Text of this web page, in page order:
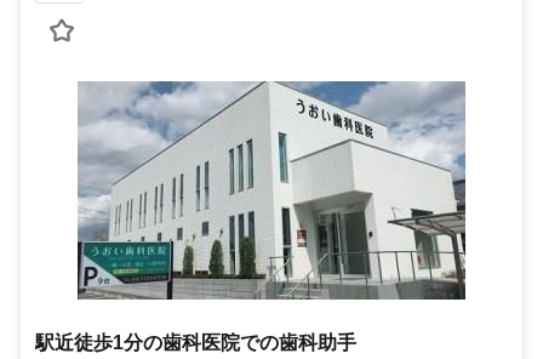
駅近徒歩1分の歯科医院での歯科助手